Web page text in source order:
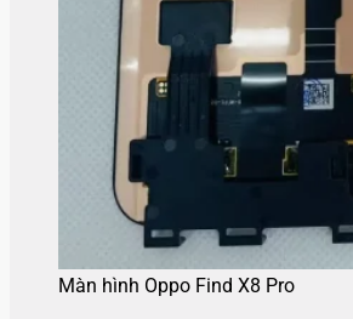
Màn hình Oppo Find X8 Pro